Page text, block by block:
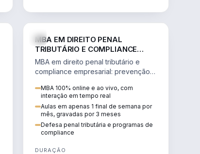
MBA EM DIREITO PENAL
TRIBUTÁRIO E COMPLIANCE
EMPRESARIAL
MBA em direito penal tributário e
compliance empresarial: prevenção à
tributários e auditoria.
MBA 100% online e ao vivo, com
interação em tempo real
Aulas em apenas 1 final de semana por
mês, gravadas por 3 meses
Defesa penal tributária e programas de
compliance
DURAÇÃO